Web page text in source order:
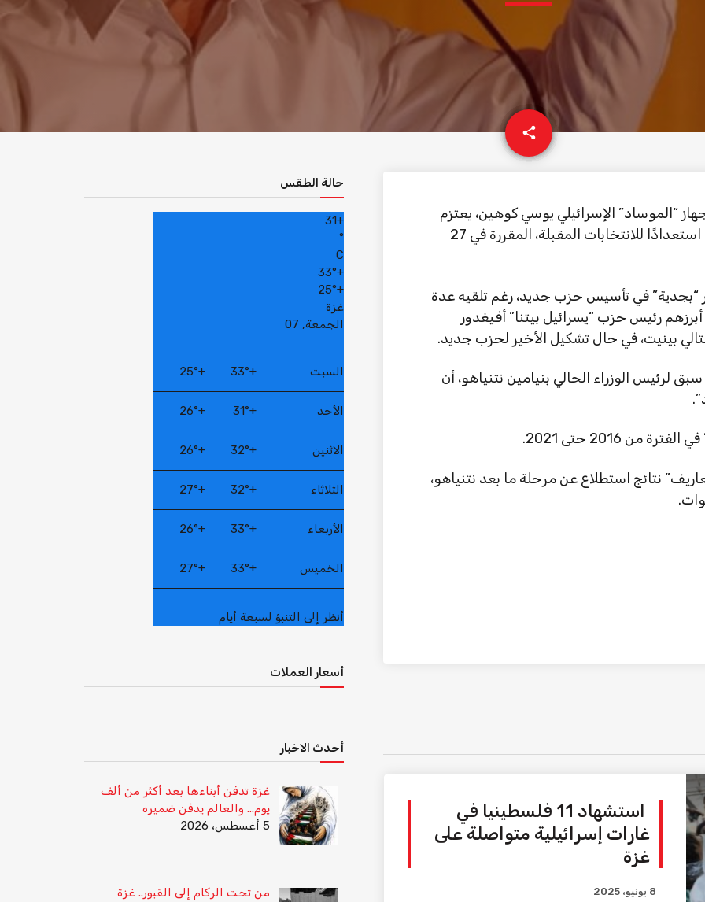
share
email
“الموساد” الإسرائيلي يوسي كوهين، يعتزم
خوض غمار السياسة عبر تشكيل حزب جديد، استعدادًا للانتخابات المقبلة، المقررة في 27
“بجدية” في تأسيس حزب جديد، رغم تلقيه عدة
رئيس حزب “يسرائيل بيتنا” أفيغدور
بينيت، في حال تشكيل الأخير لحزب جديد.
لرئيس الوزراء الحالي بنيامين نتنياهو، أن
2016 حتى 2021.
صحيفة “معاريف” نتائج استطلاع عن مرحلة ما بعد نتنياهو،
استشهاد 11 فلسطينيا في
غارات إسرائيلية متواصلة على
غزة
8 يونيو، 2025
حالة الطقس
+
31
°
C
+
33°
+
25°
غزة
الجمعة, 07
السبت +
33°
+
25°
الأحد +
31°
+
26°
الاثنين +
32°
+
26°
الثلاثاء +
32°
+
27°
الأربعاء +
33°
+
26°
الخميس +
33°
+
27°
أنظر إلى التنبؤ لسبعة أيام
أسعار العملات
أحدث الاخبار
غزة تدفن أبناءها بعد أكثر من ألف
يوم… والعالم يدفن ضميره
5 أغسطس، 2026
من تحت الركام إلى القبور.. غزة